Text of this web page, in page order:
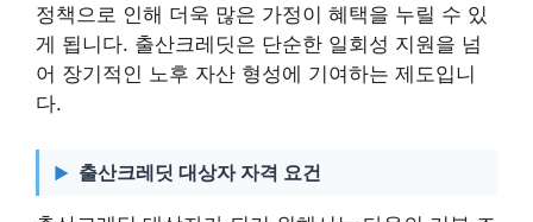
정책으로 인해 더욱 많은 가정이 혜택을 누릴 수 있
게 됩니다. 출산크레딧은 단순한 일회성 지원을 넘
어 장기적인 노후 자산 형성에 기여하는 제도입니
다.
출산크레딧 대상자 자격 요건